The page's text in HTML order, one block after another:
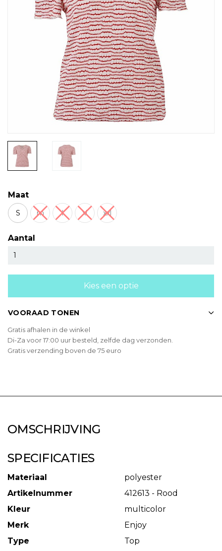
Maat
S m l xl xxl
Aantal
Kies een optie
VOORAAD TONEN
Gratis afhalen in de winkel
Di-Za voor 17:00 uur besteld, zelfde dag verzonden.
Gratis verzending boven de 75 euro
OMSCHRIJVING
SPECIFICATIES
Materiaal
polyester
Artikelnummer
412613 - Rood
Kleur
multicolor
Merk
Enjoy
Type
Top